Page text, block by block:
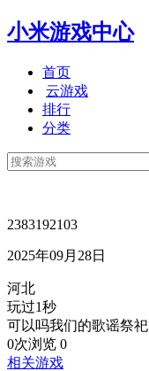
小米游戏中心
首页
云游戏
排行
分类
2383192103
2025年09月28日
河北
玩过1秒
可以吗我们的歌谣祭祀
0次浏览 0
相关游戏